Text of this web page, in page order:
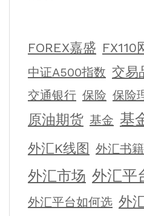
FOREX嘉盛 FX110
中证A500指数 交易
交通银行 保险 保险
原油期货 基金 基
外汇K线图 外汇书籍
外汇市场 外汇平
外汇平台如何选 外